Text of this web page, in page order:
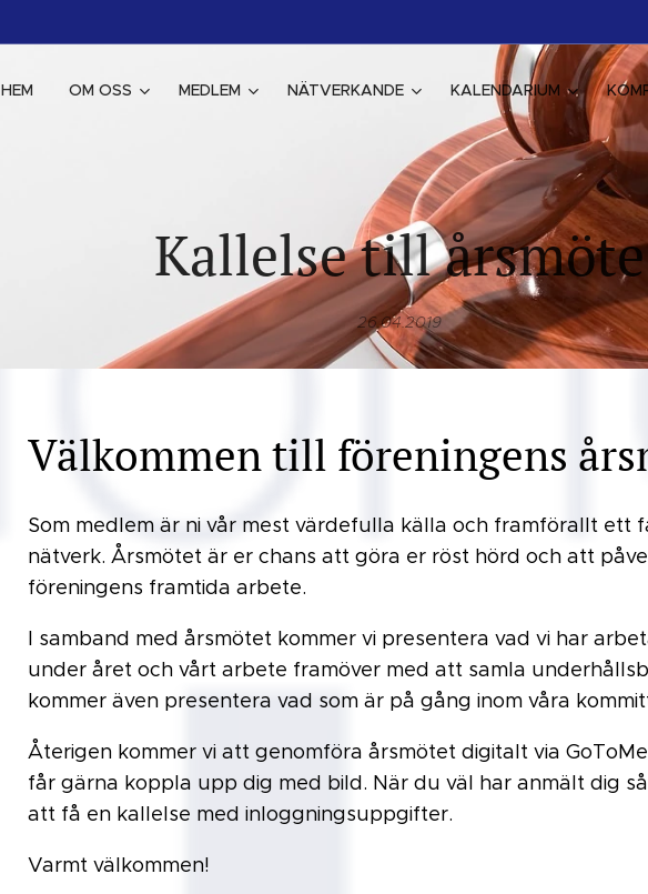
HEM OM OSS MEDLEM NÄTVERKANDE KALENDARIUM
Kallelse till årsmöte
26.04.2019
Välkommen till föreningens
Som medlem är ni vår mest värdefulla källa och framförallt ett
nätverk. Årsmötet är er chans att göra er röst hörd och att
föreningens framtida arbete.
I samband med årsmötet kommer vi presentera vad vi har
under året och vårt arbete framöver med att samla
kommer även presentera vad som är på gång inom våra
Återigen kommer vi att genomföra årsmötet digitalt via
får gärna koppla upp dig med bild. När du väl har anmält dig
att få en kallelse med inloggningsuppgifter.
Varmt välkommen!